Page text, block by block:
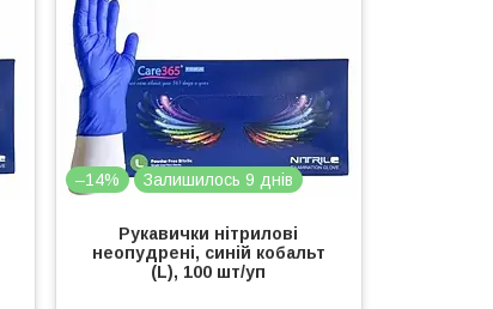
–14% Залишилось 9 днів
Рукавички нітрилові
неопудрені, синій кобальт
(L), 100 шт/уп